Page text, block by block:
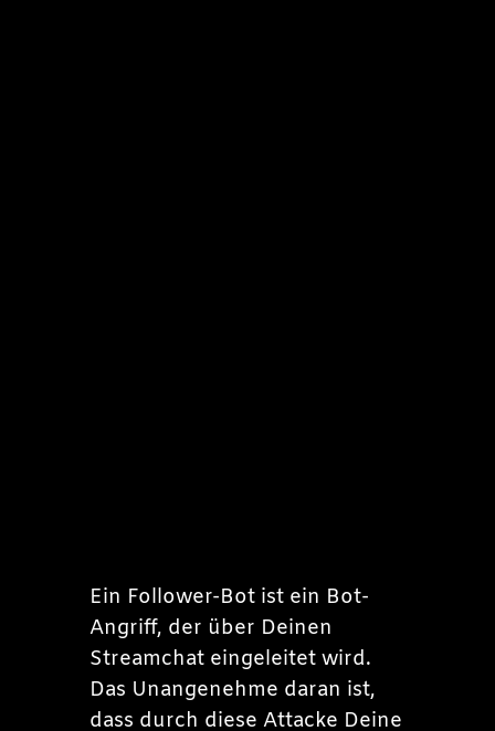
Ein Follower-Bot ist ein Bot-
Angriff, der über Deinen
Streamchat eingeleitet wird.
Das Unangenehme daran ist,
dass durch diese Attacke Deine